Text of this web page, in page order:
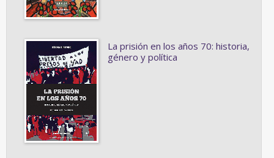
La prisión en los años 70: historia,
género y política